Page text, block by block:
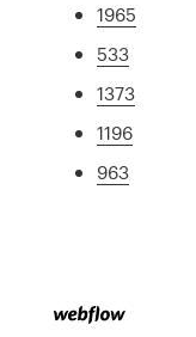
1965
533
1373
1196
963